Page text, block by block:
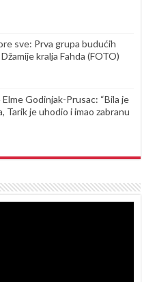
sve: Prva grupa budućih
kralja Fahda (FOTO)
Godinjak-Prusac: “Bila je
Tarik je uhodio i imao zabranu